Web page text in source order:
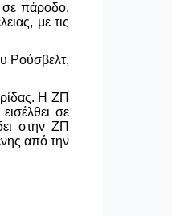
σε πάροδο.
με τις
Ρούσβελτ,
Η ΖΠ
σε
στην ΖΠ
από την